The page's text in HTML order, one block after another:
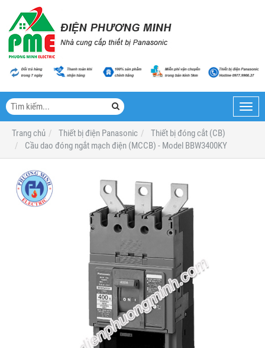
Trang chủ
Thiết bị điện Panasonic
Thiết bị đóng cắt (CB)
Cầu dao đóng ngắt mạch điện (MCCB) - Model BBW3400KY